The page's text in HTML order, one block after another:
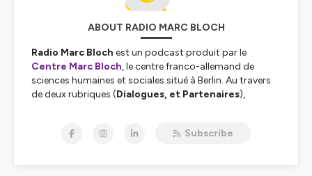
ABOUT RADIO MARC BLOCH
Radio Marc Bloch est un podcast produit par le
Centre Marc Bloch, le centre franco-allemand de
sciences humaines et sociales situé à Berlin. Au travers
de deux rubriques (Dialogues, et Partenaires),
de nos 250 chercheuses et chercheurs et de nos
Subscribe